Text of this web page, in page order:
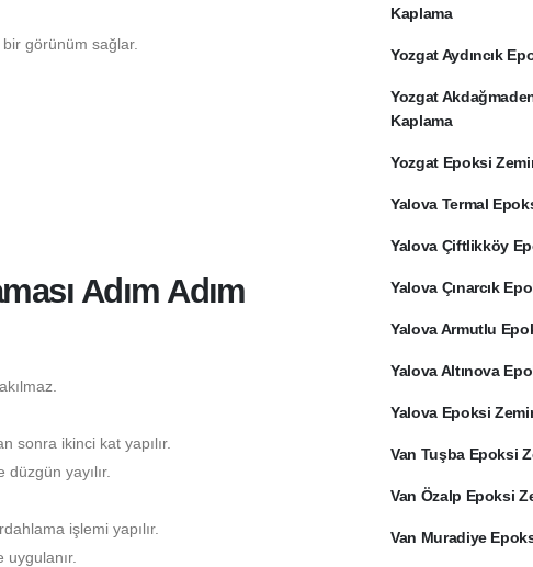
görünüm sağlar.
Adım Adım
sonra ikinci kat yapılır.
yayılır.
işlemi yapılır.
Kaplama
Yozgat Aydıncık
Yozgat
Kaplama
Yozgat Epoksi
Yalova Termal
Yalova Çiftlikköy
Yalova Çınarcık
Yalova Armutlu
Yalova Altınova
Yalova Epoksi
Van Tuşba Epoksi
Van Özalp Epoksi
Van Muradiye